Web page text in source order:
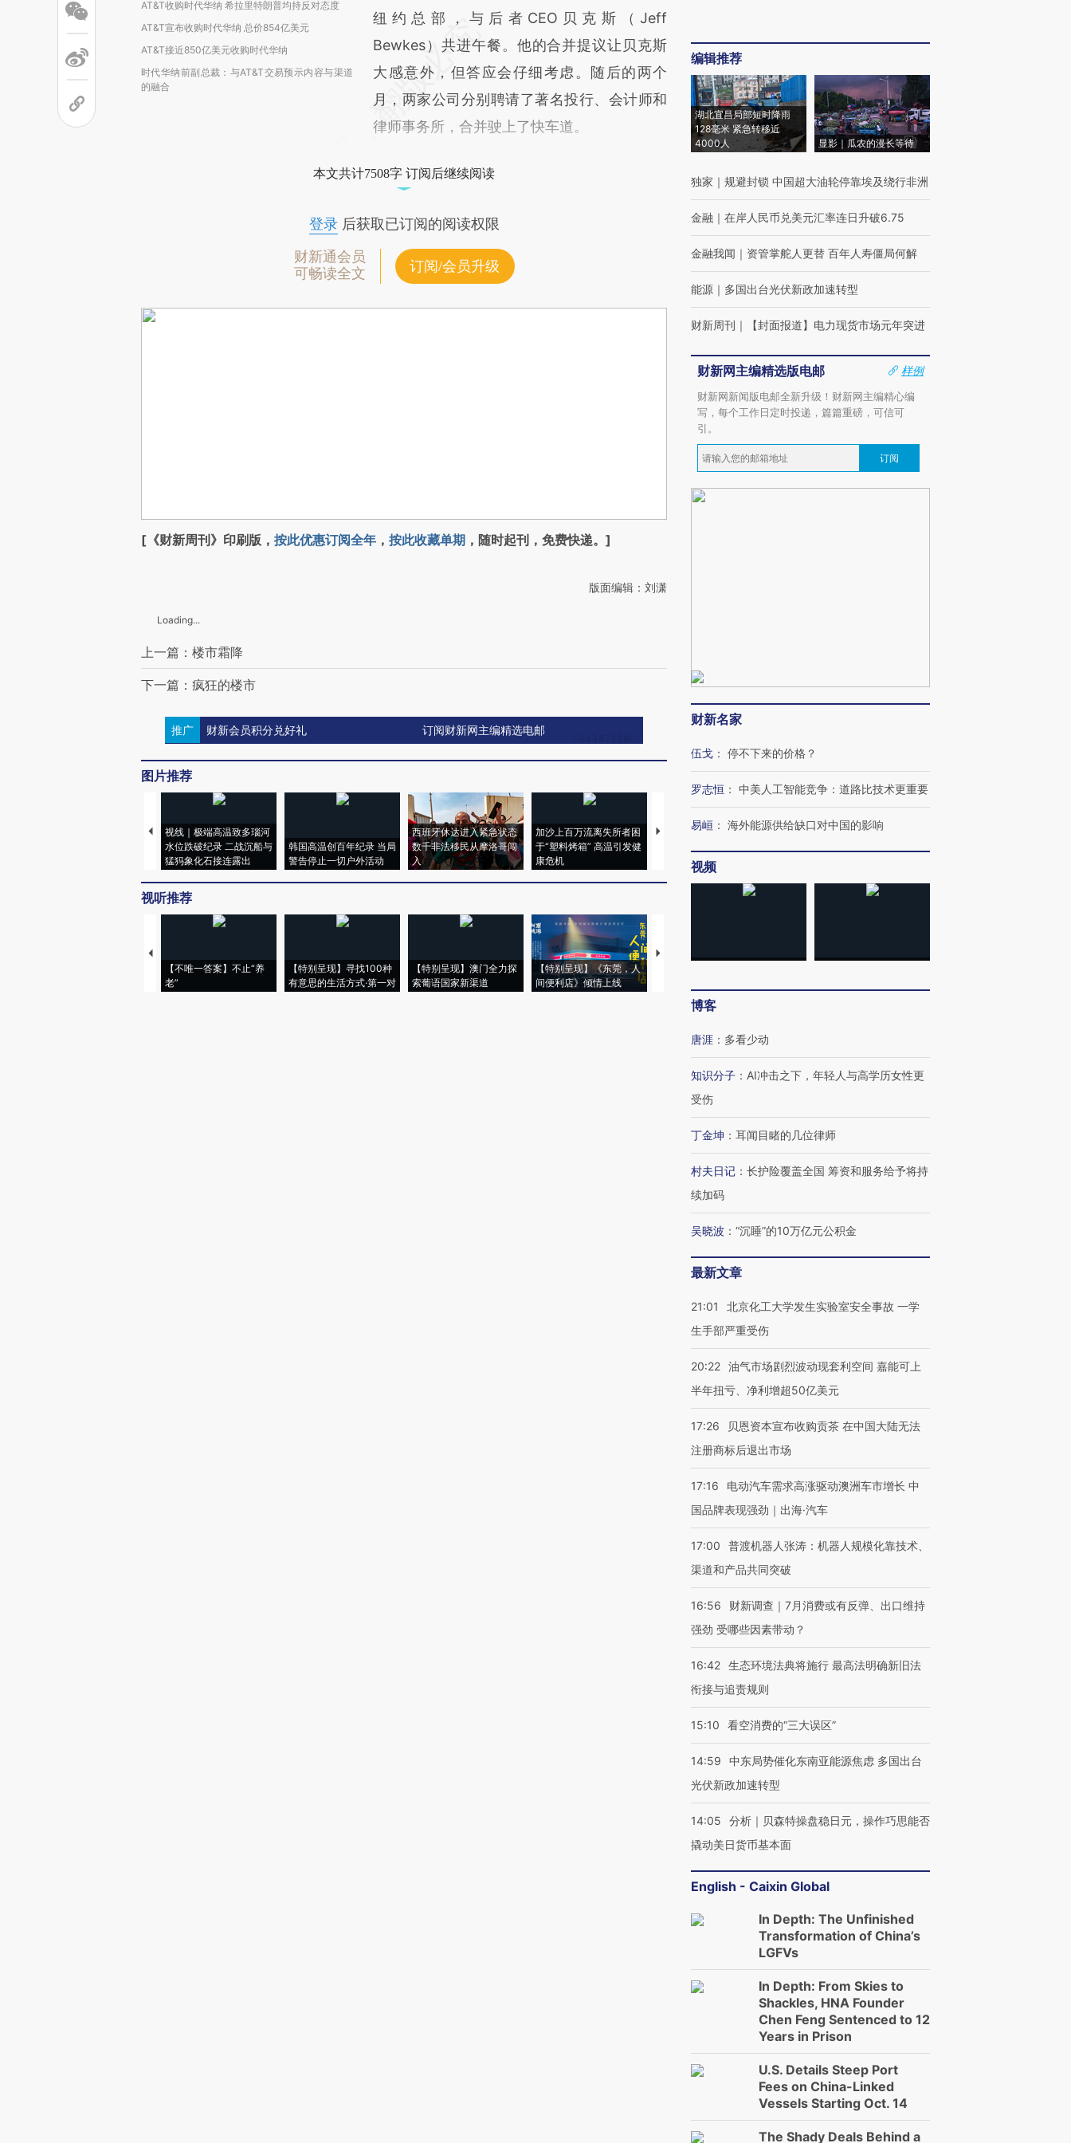
AT&T收购时代华纳 希拉里特朗普均持反对态度
AT&T宣布收购时代华纳 总价854亿美元
AT&T接近850亿美元收购时代华纳
时代华纳前副总裁：与AT&T交易预示内容与渠道
的融合
纽约总部，与后者CEO贝克斯（Jeff
Bewkes）共进午餐。他的合并提议让贝克斯
大感意外，但答应会仔细考虑。随后的两个
月，两家公司分别聘请了著名投行、会计师和
律师事务所，合并驶上了快车道。
本文共计7508字 订阅后继续阅读
登录后获取已订阅的阅读权限
财新通会员
可畅读全文
订阅/会员升级
[《财新周刊》印刷版， 按此优惠订阅全年 ， 按此收藏单期 ，随时起刊，免费快递。]
版面编辑：刘潇
Loading...
上一篇：楼市霜降
下一篇：疯狂的楼市
推广 财新会员积分兑好礼 订阅财新网主编精选电邮
评论区0
登录后发表评论得积分
图片推荐
视线｜HYROX的吸金
心“花钱找虐”？
毒品
育部长拱下台
【推广】走进第四届链博
【商旅对话】华住集团
编辑推荐
湖北宜昌局部短时降雨
128毫米 紧急转移近
4000人
显影｜瓜农的漫长等待
独家 ｜ 规避封锁 中国超大油轮停靠埃及绕行非洲
金融 ｜ 在岸人民币兑美元汇率连日升破6.75
金融我闻 ｜ 资管掌舵人更替 百年人寿僵局何解
能源 ｜ 多国出台光伏新政加速转型
财新周刊 ｜ 【封面报道】电力现货市场元年突进
财新网主编精选版电邮
样例
财新网新闻版电邮全新升级！财新网主编精心编
写，每个工作日定时投递，篇篇重磅，可信可
引。
订阅
财新名家
伍戈 ： 停不下来的价格？
罗志恒 ： 中美人工智能竞争：道路比技术更重要
易峘 ： 海外能源供给缺口对中国的影响
视频
博客
唐涯 ： 多看少动
知识分子 ： AI冲击之下，年轻人与高学历女性更
受伤
丁金坤 ： 耳闻目睹的几位律师
村夫日记 ： 长护险覆盖全国 筹资和服务给予将持
续加码
吴晓波 ： “沉睡”的10万亿元公积金
最新文章
21:01
北京化工大学发生实验室安全事故 一学
生手部严重受伤
20:22 油气市场剧烈波动现套利空间 嘉能可上
半年扭亏、净利增超50亿美元
17:26
贝恩资本宣布收购贡茶 在中国大陆无法
注册商标后退出市场
17:16
电动汽车需求高涨驱动澳洲车市增长 中
国品牌表现强劲｜出海·汽车
17:00
普渡机器人张涛：机器人规模化靠技术、
渠道和产品共同突破
16:56
财新调查｜7月消费或有反弹、出口维持
强劲 受哪些因素带动？
16:42 生态环境法典将施行 最高法明确新旧法
衔接与追责规则
15:10 看空消费的“三大误区”
14:59
中东局势催化东南亚能源焦虑 多国出台
光伏新政加速转型
14:05
分析｜贝森特操盘稳日元，操作巧思能否
撬动美日货币基本面
English - Caixin Global
In Depth: The Unfinished
Transformation of China’s
LGFVs
In Depth: From Skies to
Shackles, HNA Founder
Chen Feng Sentenced to 12
Years in Prison
U.S. Details Steep Port
Fees on China-Linked
Vessels Starting Oct. 14
The Shady Deals Behind a